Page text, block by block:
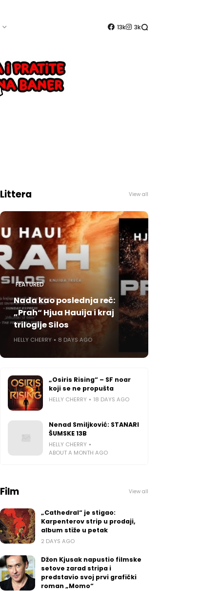
13k 3k
Littera View all
FEATURED
Nada kao poslednja reč:
„Prah“ Hjua Hauija i kraj
trilogije Silos
HELLY CHERRY 8 DAYS AGO
„Osiris Rising“ – SF noar
koji se ne propušta
HELLY CHERRY 18 DAYS AGO
Nenad Smiljković: STANARI
ŠUMSKE 13B
HELLY CHERRY
ABOUT A MONTH AGO
Film View all
„Cathedral“ je stigao:
Karpenterov strip u prodaji,
album stiže u petak
2 DAYS AGO
Džon Kjusak napustio filmske
setove zarad stripa i
predstavio svoj prvi grafički
roman „Momo“